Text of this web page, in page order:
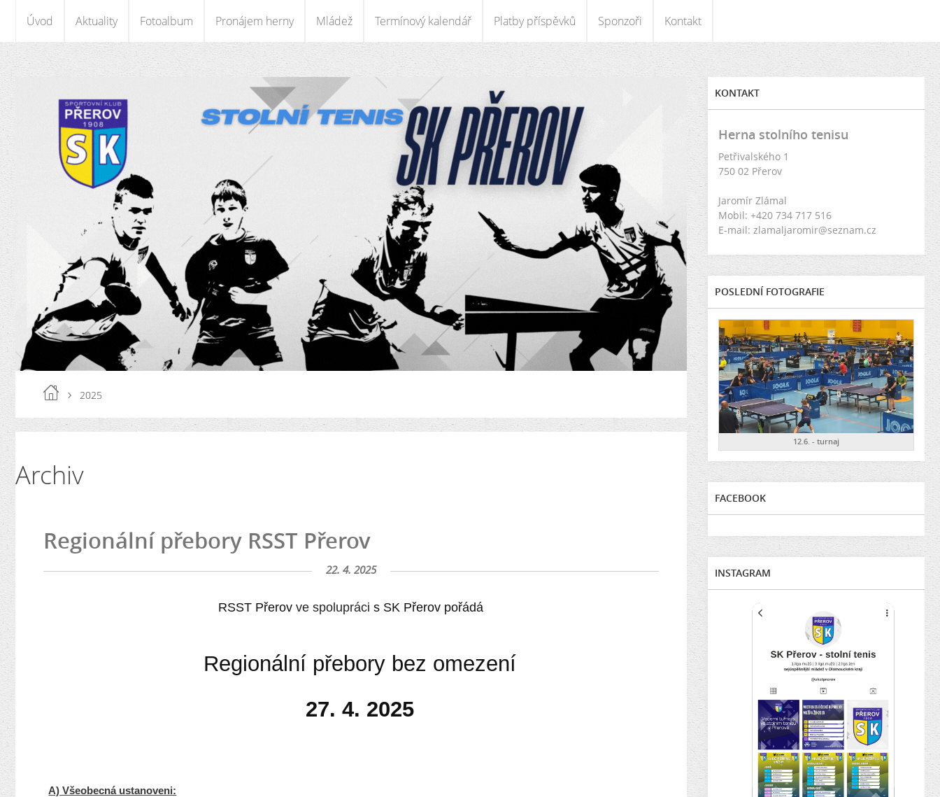
Úvod Aktuality Fotoalbum Pronájem herny Mládež Termínový kalendář Platby příspěvků Sponzoři Kontakt
2025
Archiv
Regionální přebory RSST Přerov
22. 4. 2025
RSST Přerov ve spolupráci s SK Přerov pořádá
Regionální přebory bez omezení
27. 4. 2025
A) Všeobecná ustanoveni:
KONTAKT
Herna stolního tenisu
Petřivalského 1
750 02 Přerov
Jaromír Zlámal
Mobil: +420 734 717 516
E-mail: zlamaljaromir@seznam.cz
POSLEDNÍ FOTOGRAFIE
12.6. - turnaj
FACEBOOK
INSTAGRAM